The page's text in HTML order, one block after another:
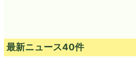
最新ニュース40件